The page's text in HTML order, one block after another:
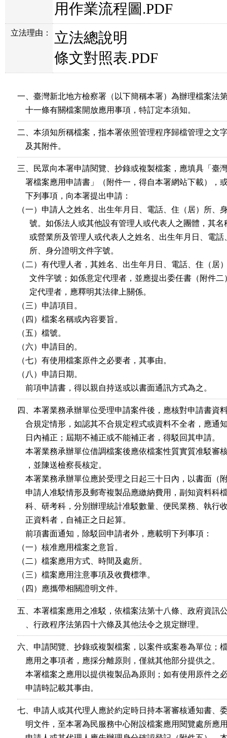
用作業流程圖.PDF
立法理由：
立法總說明
條文對照表.PDF
一、臺灣新北地方檢察署（以下簡稱本署）為辦理檔案法
    十一條有關檔案開放應用事項，特訂定本須知。
二、本須知所稱檔案，指本署依照管理程序歸檔管理之文
    及其附件。
三、民眾向本署申請閱覽、抄錄或複製檔案，應填具「臺
署檔案應用申請書」（附件一，得自本署網站下載），
    下列事項，向本署提出申請：
（一）申請人之姓名、出生年月日、電話、住（居）所、
號。如係法人或其他設有管理人或代表人之團體，其
或營業所及管理人或代表人之姓名、出生年月日、電
      所、身分證明文件字號。
（二）有代理人者，其姓名、出生年月日、電話、住（居
文件字號；如係意定代理者，並應提出委任書（附件
      定代理者，應釋明其法律上關係。
（三）申請項目。
（四）檔案名稱或內容要旨。
（五）檔號。
（六）申請目的。
（七）有使用檔案原件之必要者，其事由。
（八）申請日期。
    前項申請書，得以親自持送或以書面通訊方式為之。
四、本署業務承辦單位受理申請案件後，應核對申請書資
合規定情形，如認其不合規定程式或資料不全者，應通
    日內補正；屆期不補正或不能補正者，得駁回其申請。
本署業務承辦單位借調檔案後應依檔案性質實質准駁審
    ，並陳送檢察長核定。
本署業務承辦單位應於受理之日起三十日內，以書面（
申請人准駁情形及郵寄複製品應繳納費用，副知資料科
科、研考科，分別辦理統計准駁數量、便民業務、執行
    正資料者，自補正之日起算。
    前項書面通知，除駁回申請者外，應載明下列事項：
（一）核准應用檔案之意旨。
（二）檔案應用方式、時間及處所。
（三）檔案應用注意事項及收費標準。
（四）應攜帶相關證明文件。
五、本署檔案應用之准駁，依檔案法第十八條、政府資訊
    、行政程序法第四十六條及其他法令之規定辦理。
六、申請閱覽、抄錄或複製檔案，以案件或案卷為單位；
    應用之事項者，應採分離原則，僅就其他部分提供之。
本署檔案之應用以提供複製品為原則；如有使用原件之
    申請時記載其事由。
七、申請人或其代理人應於約定時日持本署審核通知書、
明文件，至本署為民服務中心附設檔案應用閱覽處所應